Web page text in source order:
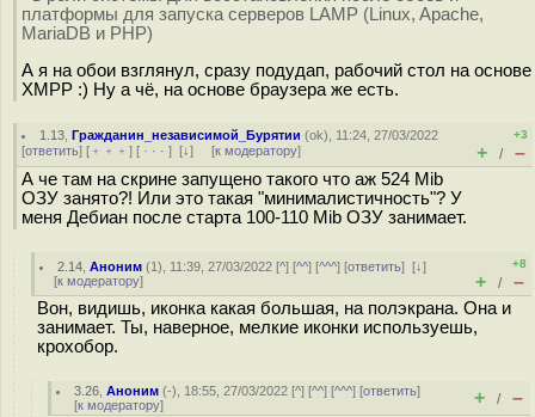
платформы для запуска серверов LAMP (Linux, Apache,
MariaDB и PHP)
А я на обои взглянул, сразу подудап, рабочий стол на основе
XMPP :) Ну а чё, на основе браузера же есть.
1.13 ,Гражданин_независимой_Бурятии (ok), 11:24, 27/03/2022
[ответить] [ ﹢﹢﹢ ] [ · · · ] [↓] [к модератору]
+3
+ / –
А че там на скрине запущено такого что аж 524 Mib
ОЗУ занято?! Или это такая "минималистичность"? У
меня Дебиан после старта 100-110 Mib ОЗУ занимает.
2.14 ,Аноним (1), 11:39, 27/03/2022 [^] [^^] [^^^] [ответить][↓]
[к модератору]
+8
+ / –
Вон, видишь, иконка какая большая, на полэкрана. Она и
занимает. Ты, наверное, мелкие иконки используешь,
крохобор.
3.26 ,Аноним (-), 18:55, 27/03/2022 [^] [^^] [^^^] [ответить]
[к модератору] + / –